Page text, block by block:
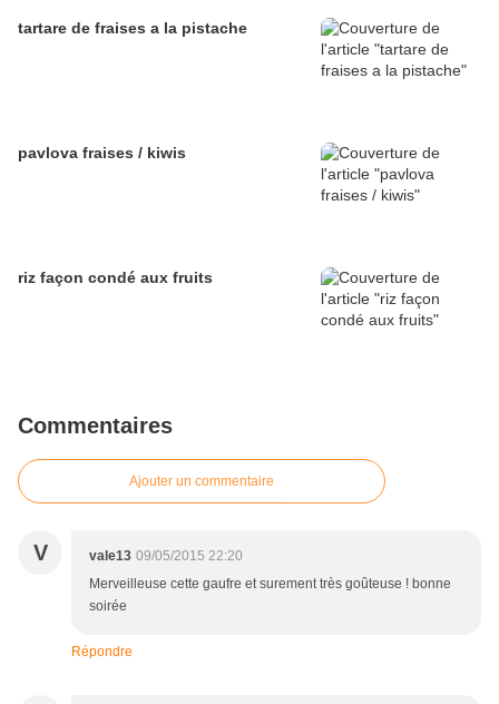
tartare de fraises a la pistache
pavlova fraises / kiwis
riz façon condé aux fruits
Commentaires
Ajouter un commentaire
V vale13 09/05/2015 22:20
Merveilleuse cette gaufre et surement très goûteuse ! bonne
soirée
Répondre